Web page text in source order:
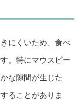
にくいため、食べ
。特にマウスピー
な隙間が生じた
ることがありま